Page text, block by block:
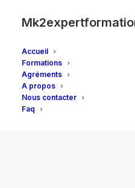
Accueil
Formations
Agréments
A propos
Nous contacter
Faq
© 2026